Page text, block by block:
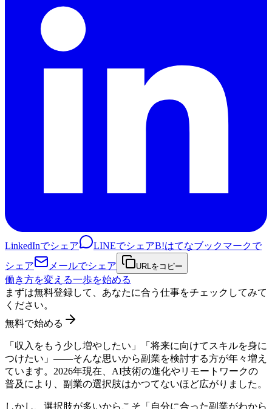
LinkedInでシェア LINEでシェアB!はてなブックマークで
シェア
メールでシェア URLをコピー
働き方を変える一歩を始める
まずは無料登録して、あなたに合う仕事をチェックしてみて
ください。
無料で始める
「収入をもう少し増やしたい」「将来に向けてスキルを身に
つけたい」——そんな思いから副業を検討する方が年々増え
ています。2026年現在、AI技術の進化やリモートワークの
普及により、副業の選択肢はかつてないほど広がりました。
しかし、選択肢が多いからこそ「自分に合った副業がわから